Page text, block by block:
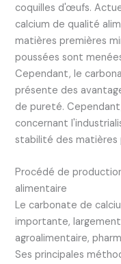
coquilles d'œufs.
calcium de qualité
matières premières
poussées sont
Cependant, le
présente des
de pureté.
concernant
stabilité des matières
Procédé de
alimentaire
Le carbonate de
importante,
agroalimentaire,
Ses principales